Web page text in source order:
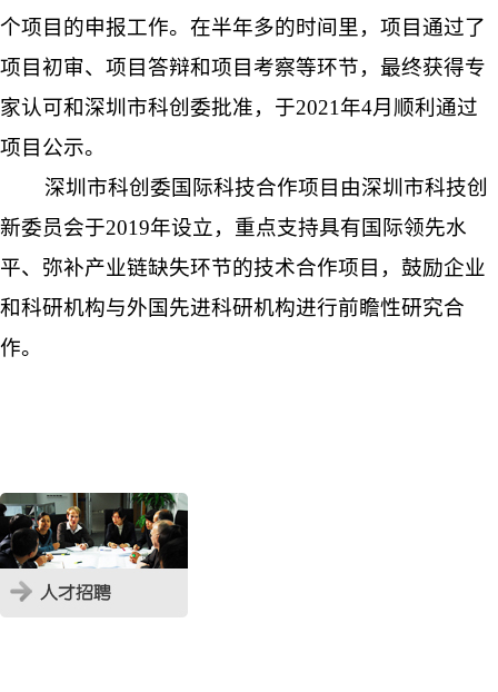
个项目的申报工作。在半年多的时间里，项目通过了
项目初审、项目答辩和项目考察等环节，最终获得专
家认可和深圳市科创委批准，于2021年4月顺利通过
项目公示。
深圳市科创委国际科技合作项目由深圳市科技创
新委员会于2019年设立，重点支持具有国际领先水
平、弥补产业链缺失环节的技术合作项目，鼓励企业
和科研机构与外国先进科研机构进行前瞻性研究合
作。